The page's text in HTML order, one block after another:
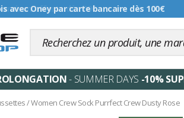
offerte dès 99€
- SUMMER DAYS -10%
/Women Crew Sock Purrfect Crew Dusty Rose